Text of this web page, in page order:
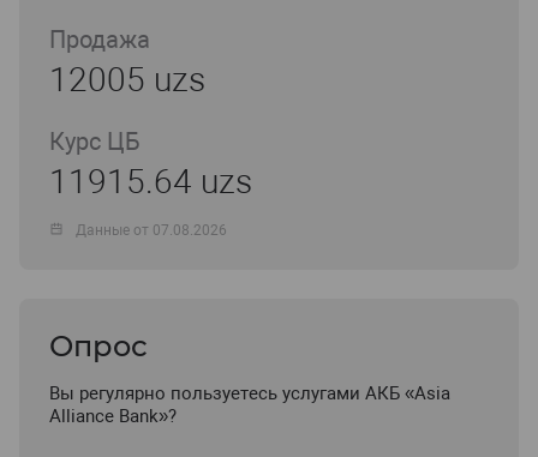
Продажа
12005 uzs
Курс ЦБ
11915.64 uzs
Данные от 07.08.2026
Опрос
Вы регулярно пользуетесь услугами АКБ «Asia
Alliance Bank»?